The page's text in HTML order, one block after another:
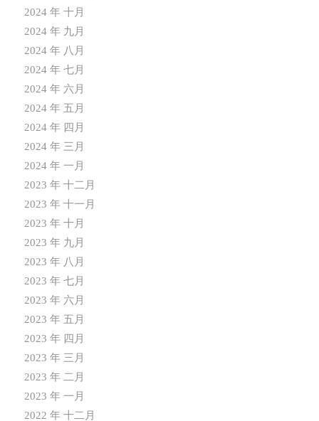
2024 年 十月
2024 年 九月
2024 年 八月
2024 年 七月
2024 年 六月
2024 年 五月
2024 年 四月
2024 年 三月
2024 年 一月
2023 年 十二月
2023 年 十一月
2023 年 十月
2023 年 九月
2023 年 八月
2023 年 七月
2023 年 六月
2023 年 五月
2023 年 四月
2023 年 三月
2023 年 二月
2023 年 一月
2022 年 十二月